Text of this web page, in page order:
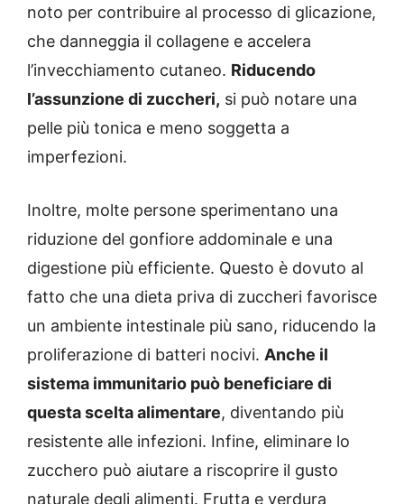
noto per contribuire al processo di glicazione,
che danneggia il collagene e accelera
l’invecchiamento cutaneo. Riducendo
l’assunzione di zuccheri, si può notare una
pelle più tonica e meno soggetta a
imperfezioni.
Inoltre, molte persone sperimentano una
riduzione del gonfiore addominale e una
digestione più efficiente. Questo è dovuto al
fatto che una dieta priva di zuccheri favorisce
un ambiente intestinale più sano, riducendo la
proliferazione di batteri nocivi. Anche il
sistema immunitario può beneficiare di
questa scelta alimentare, diventando più
resistente alle infezioni. Infine, eliminare lo
zucchero può aiutare a riscoprire il gusto
naturale degli alimenti. Frutta e verdura